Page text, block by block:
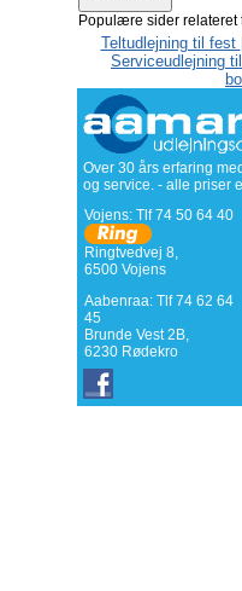
Populære sider relateret
Teltudlejning til fest
Serviceudlejning
Over 30 års erfaring
og service. - alle priser
Vojens: Tlf74 50 64 40
Ringtvedvej 8,
6500 Vojens
Aabenraa: Tlf 74 62 64
45
Brunde Vest 2B,
6230 Rødekro